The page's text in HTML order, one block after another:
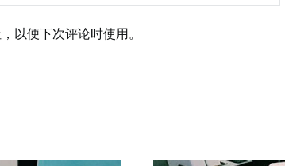
以便下次评论时使用。